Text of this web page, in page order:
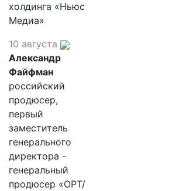
холдинга «Ньюс
Медиа»
10 августа
Александр
Файфман
российский
продюсер,
первый
заместитель
генерального
директора -
генеральный
продюсер «ОРТ/